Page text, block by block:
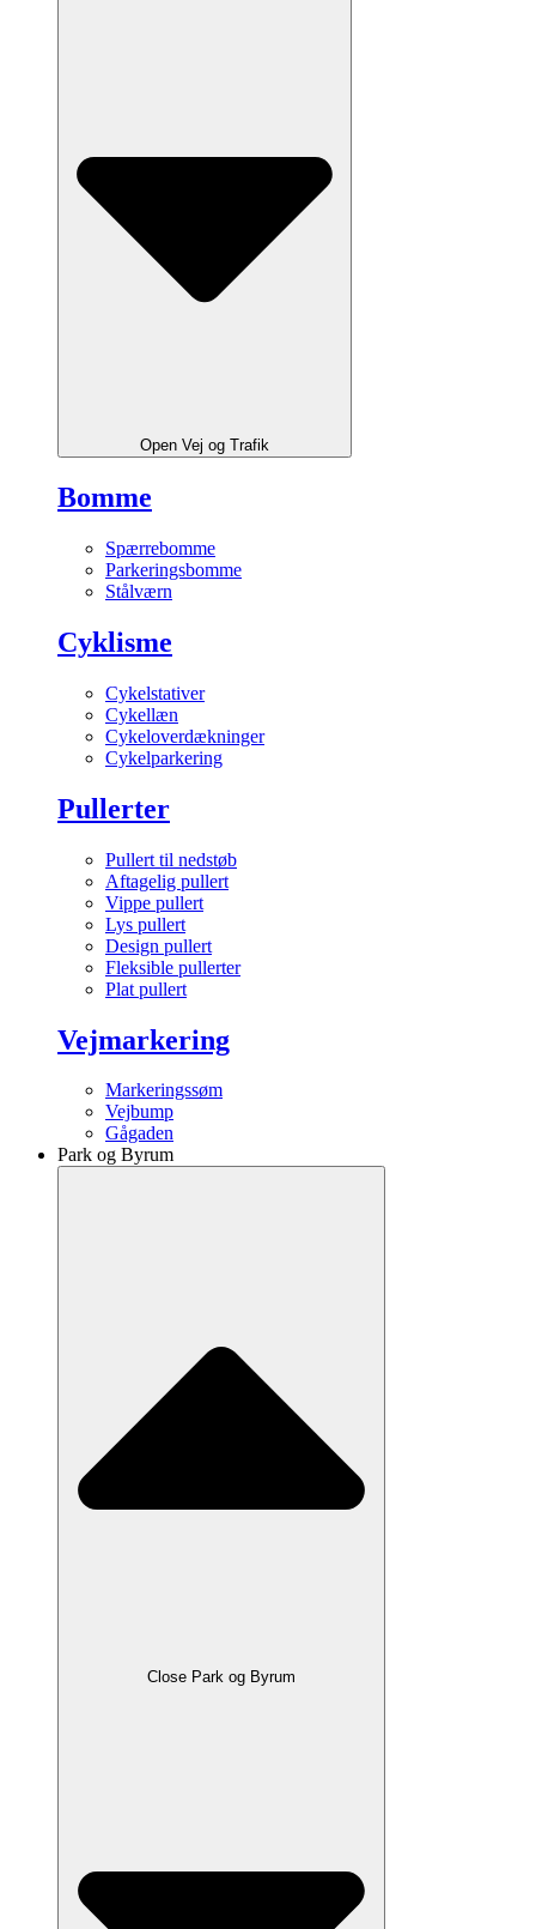
Open Vej og Trafik
Bomme
Spærrebomme
Parkeringsbomme
Stålværn
Cyklisme
Cykelstativer
Cykellæn
Cykeloverdækninger
Cykelparkering
Pullerter
Pullert til nedstøb
Aftagelig pullert
Vippe pullert
Lys pullert
Design pullert
Fleksible pullerter
Plat pullert
Vejmarkering
Markeringssøm
Vejbump
Gågaden
Park og Byrum
Close Park og Byrum